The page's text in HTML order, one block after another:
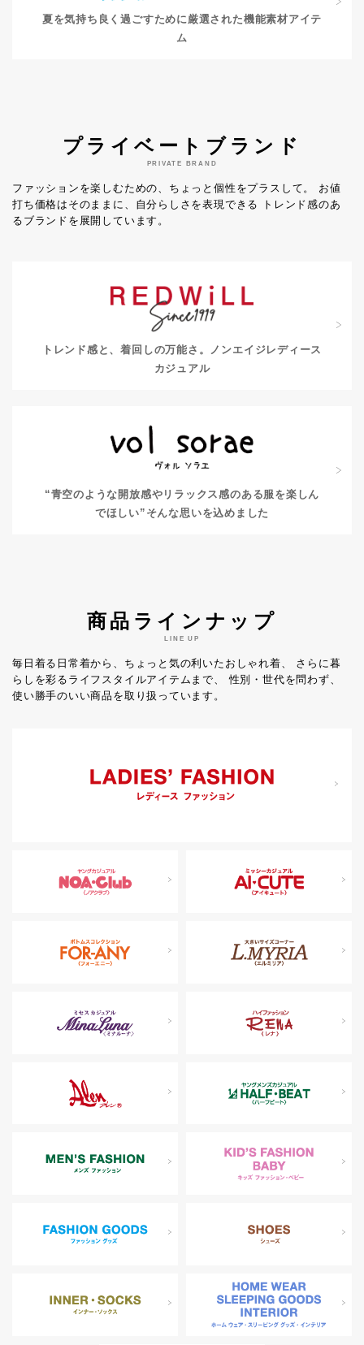
夏を気持ち良く過ごすために 厳選された機能素材アイテ
ム
プライベートブランド
PRIVATE BRAND
ファッションを楽しむための、ちょっと個性をプラスして。
お値
打ち価格はそのままに、自分らしさを表現できる
トレンド感のあ
るブランドを展開しています。
トレンド感と、着回しの万能さ。
ノンエイジレディース
カジュアル
“青空のような開放感やリラックス感のある服を楽しん
でほしい” そんな思いを込めました
商品ラインナップ
LINE UP
毎日着る日常着から、ちょっと気の利いたおしゃれ着、
さらに暮
らしを彩るライフスタイルアイテムまで、
性別・世代を問わず、
使い勝手のいい商品を取り扱っています。